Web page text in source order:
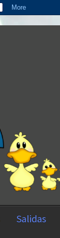
Salidas